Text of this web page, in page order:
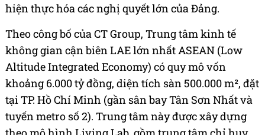
hiện thực hóa các nghị quyết lớn của Đảng.
Theo công bố của CT Group, Trung tâm kinh tế
không gian cận biên LAE lớn nhất ASEAN (Low
Altitude Integrated Economy) có quy mô vốn
khoảng 6.000 tỷ đồng, diện tích sàn 500.000 m², đặt
tại TP. Hồ Chí Minh (gần sân bay Tân Sơn Nhất và
tuyến metro số 2). Trung tâm này được xây dựng